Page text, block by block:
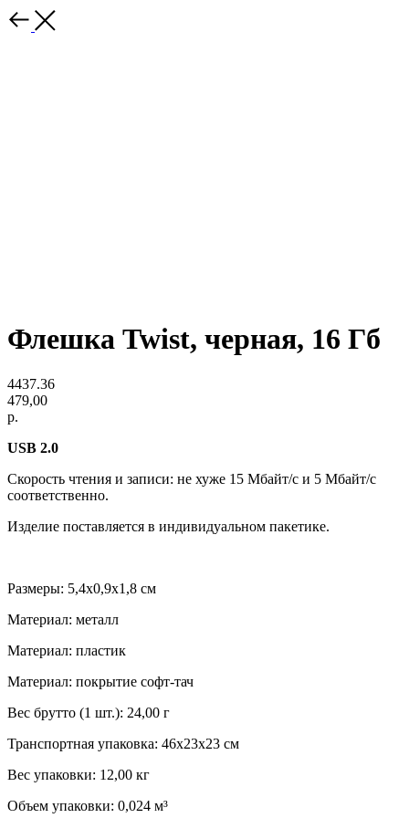
Флешка Twist, черная, 16 Гб
4437.36
479,00
р.
USB 2.0
Скорость чтения и записи: не хуже 15 Мбайт/с и 5 Мбайт/с
соответственно.
Изделие поставляется в индивидуальном пакетике.
Размеры: 5,4х0,9х1,8 см
Материал: металл
Материал: пластик
Материал: покрытие софт-тач
Вес брутто (1 шт.): 24,00 г
Транспортная упаковка: 46x23x23 см
Вес упаковки: 12,00 кг
Объем упаковки: 0,024 м³